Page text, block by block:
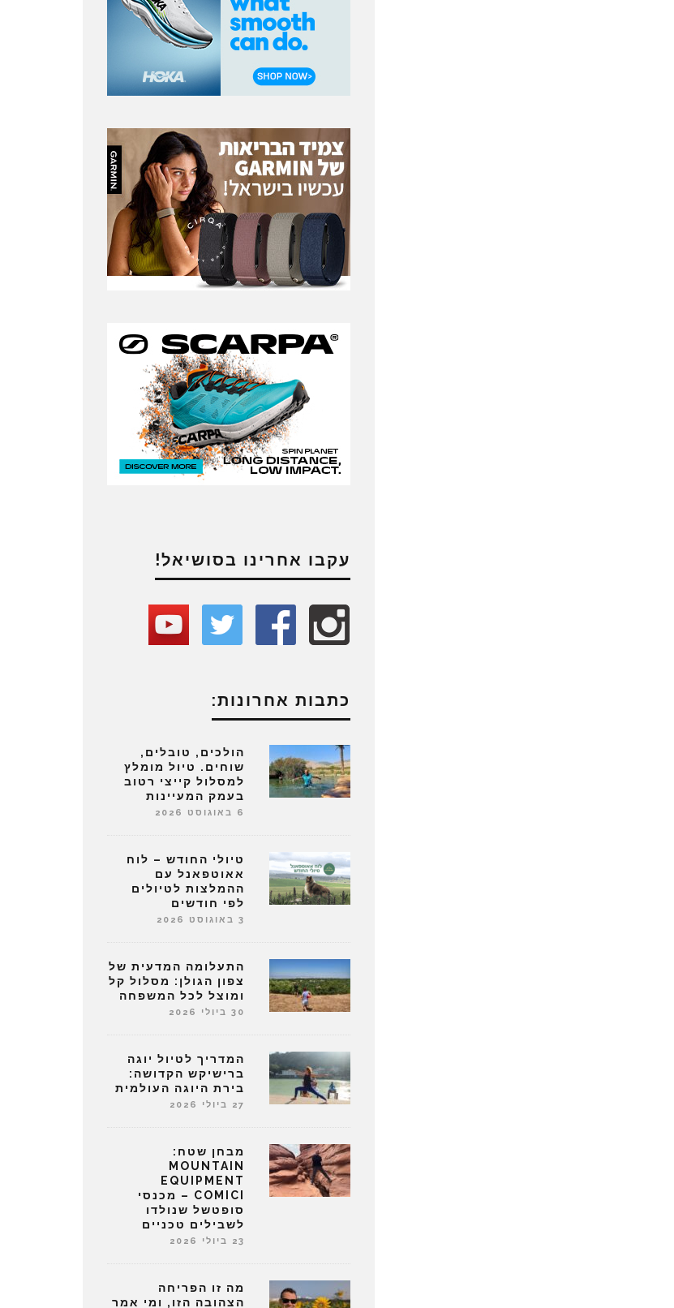
עקבו אחרינו בסושיאל!
כתבות אחרונות:
הולכים, טובלים,
שוחים. טיול מומלץ
למסלול קייצי רטוב
בעמק המעיינות
6 באוגוסט 2026
טיולי החודש – לוח
אאוטפאנל עם
ההמלצות לטיולים
לפי חודשים
3 באוגוסט 2026
התעלומה המדעית של
צפון הגולן: מסלול קל
ומוצל לכל המשפחה
30 ביולי 2026
המדריך לטיול יוגה
ברישיקש הקדושה:
בירת היוגה העולמית
27 ביולי 2026
מבחן שטח:
MOUNTAIN
EQUIPMENT
COMICI – מכנסי
סופטשל שנולדו
לשבילים טכניים
23 ביולי 2026
מה זו הפריחה
הצהובה הזו, ומי אמר